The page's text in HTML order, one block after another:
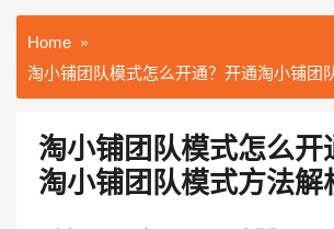
Home
淘小铺团队模式怎么开通？开通淘小铺团
淘小铺团队模式怎么开
淘小铺团队模式方法解